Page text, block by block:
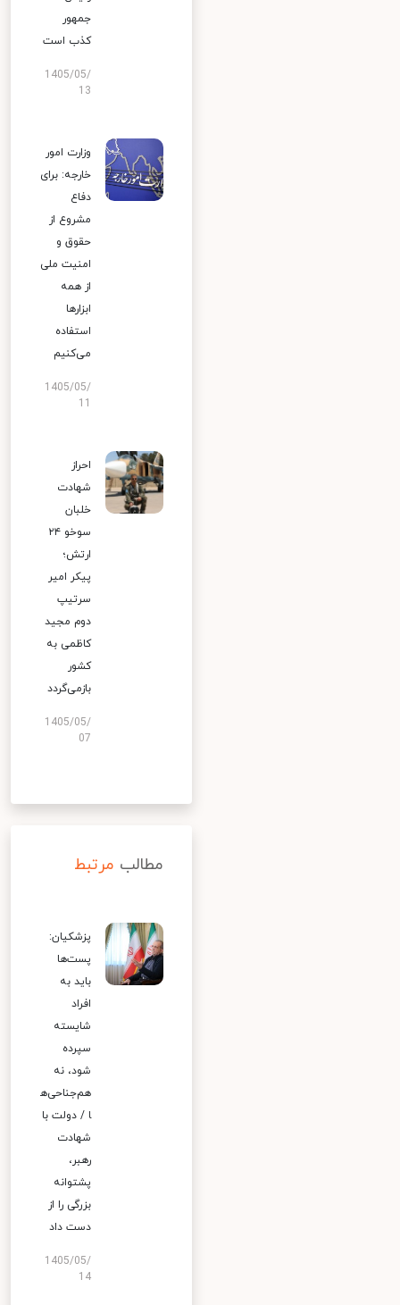
جمهور
کذب است
1405/05/
13
وزارت امور
خارجه: برای
دفاع
مشروع از
حقوق و
امنیت ملی
از همه
ابزارها
استفاده
می‌کنیم
1405/05/
احراز
شهادت
خلبان
سوخو ۲۴
ارتش؛
پیکر امیر
سرتیپ
دوم مجید
کاظمی به
کشور
بازمی‌گردد
1405/05/
07
مطالب مرتبط
پزشکیان:
پست‌ها
باید به
افراد
شایسته
سپرده
شود، نه
هم‌جناحی‌ه
ا / دولت با
شهادت
رهبر،
پشتوانه
بزرگی را از
دست داد
1405/05/
14